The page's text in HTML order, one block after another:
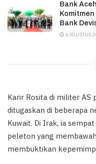
Bank
Bank
6 AGUSTUS
Karir Rosita di militer
ditugaskan di beberapa
Kuwait. Di Irak, ia
peleton yang
membuktikan